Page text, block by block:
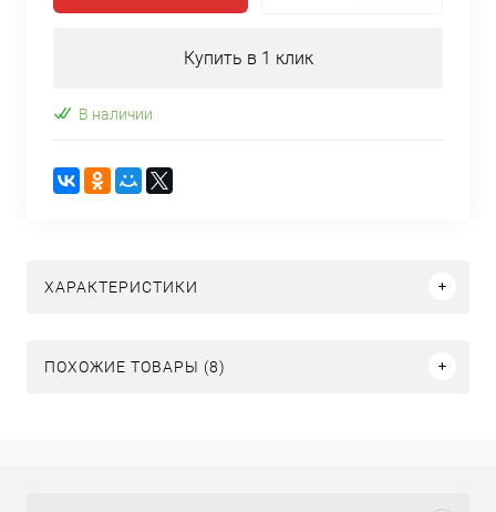
Купить в 1 клик
В наличии
ХАРАКТЕРИСТИКИ
ПОХОЖИЕ ТОВАРЫ (8)